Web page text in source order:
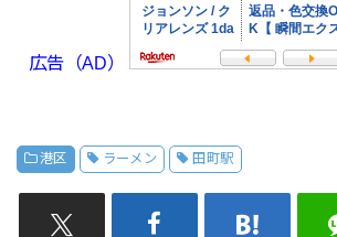
広告（AD）
港区 ラーメン 田町駅